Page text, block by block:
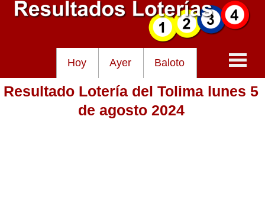
Hoy Ayer Baloto
Baloto
Resultado Lotería del Tolima lunes 5
de agosto 2024